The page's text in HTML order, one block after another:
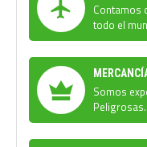
Contamos
todo el
Somos
Peligrosas.